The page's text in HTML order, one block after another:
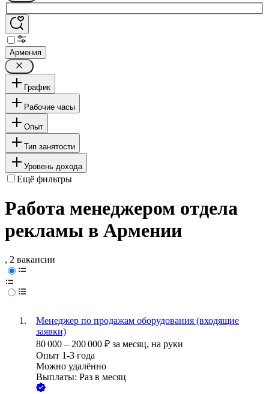
Армения
График
Рабочие часы
Опыт
Тип занятости
Уровень дохода
Ещё фильтры
Работа менеджером отдела
рекламы в Армении
, 2 вакансии
Менеджер по продажам оборудования (входящие
заявки)
80 000 – 200 000 ₽ за месяц, на руки
Опыт 1-3 года
Можно удалённо
Выплаты: Раз в месяц